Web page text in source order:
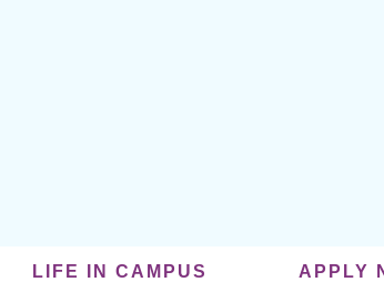
LIFE IN CAMPUS APPLY